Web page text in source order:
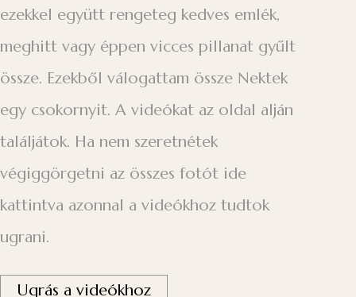
ezekkel együtt rengeteg kedves emlék,
meghitt vagy éppen vicces pillanat gyűlt
össze. Ezekből válogattam össze Nektek
egy csokornyit. A videókat az oldal alján
találjátok. Ha nem szeretnétek
végiggörgetni az összes fotót ide
kattintva azonnal a videókhoz tudtok
ugrani.
Ugrás a videókhoz